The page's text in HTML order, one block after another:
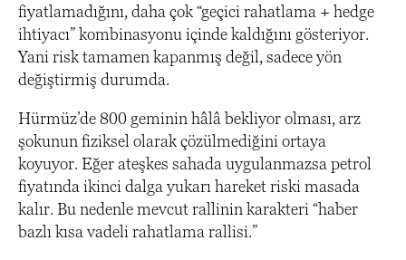
fiyatlamadığını, daha çok “geçici rahatlama + hedge
ihtiyacı” kombinasyonu içinde kaldığını gösteriyor.
Yani risk tamamen kapanmış değil, sadece yön
değiştirmiş durumda.
Hürmüz’de 800 geminin hâlâ bekliyor olması, arz
şokunun fiziksel olarak çözülmediğini ortaya
koyuyor. Eğer ateşkes sahada uygulanmazsa petrol
fiyatında ikinci dalga yukarı hareket riski masada
kalır. Bu nedenle mevcut rallinin karakteri “haber
bazlı kısa vadeli rahatlama rallisi.”